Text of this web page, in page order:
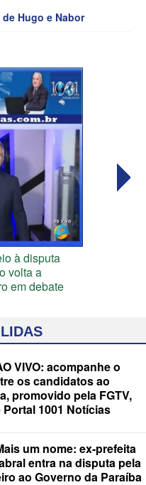
Hugo e Nabor
à disputa
volta a
em debate
VIVO: acompanhe o
os candidatos ao
promovido pela FGTV,
Portal 1001 Notícias
um nome: ex-prefeita
entra na disputa pela
ao Governo da Paraíba